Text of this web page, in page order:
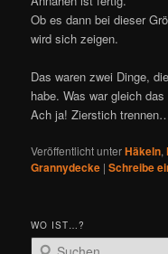
Ob es dann bei dieser
wird sich zeigen.
Das waren zwei Dinge,
habe. Was war gleich
Ach ja! Zierstich
Veröffentlicht unterHäkeln,
Grannydecke |Schreibe
WO IST…?